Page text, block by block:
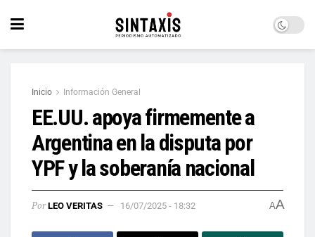
Inicio Información General
EE.UU. apoya firmemente a
Argentina en la disputa por
YPF y la soberanía nacional
Por LEO VERITAS 16/07/2025 - 18:32 AA